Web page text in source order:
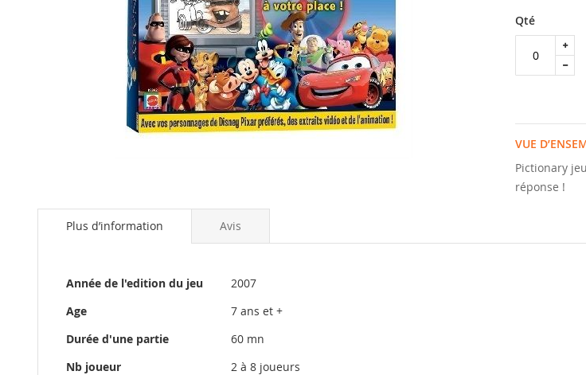
Qté
VUE
Pictionary
réponse !
to
images
gallery
Plus d’information
Plus
Année de l'edition du jeu
2007
Age
7 ans et +
Durée d'une partie
60 mn
Nb joueur
2 à 8 joueurs
Avis